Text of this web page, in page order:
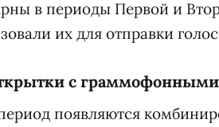
в периоды Первой и
их для отправки
с
появляются